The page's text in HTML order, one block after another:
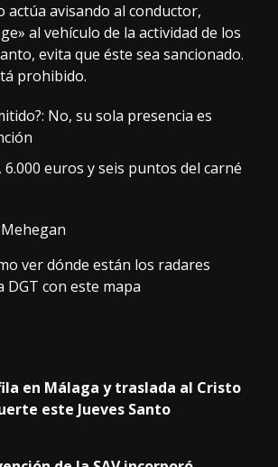
actúa avisando al conductor,
al vehículo de la actividad de los
evita que éste sea sancionado.
prohibido.
No, su sola presencia es
6.000 euros y seis puntos del carné
ver dónde están los radares
DGT con este mapa
en Málaga y traslada al Cristo
este Jueves Santo